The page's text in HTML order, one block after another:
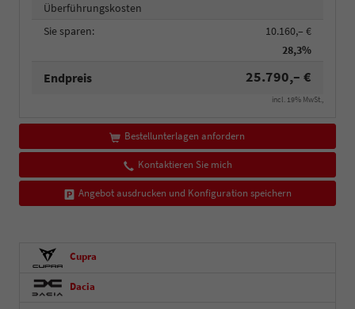
Überführungskosten
Sie sparen:
10.160,– €
28,3%
Endpreis 25.790,– €
incl. 19% MwSt.,
Bestellunterlagen anfordern
Kontaktieren Sie mich
Angebot ausdrucken und Konfiguration speichern
Cupra
Dacia